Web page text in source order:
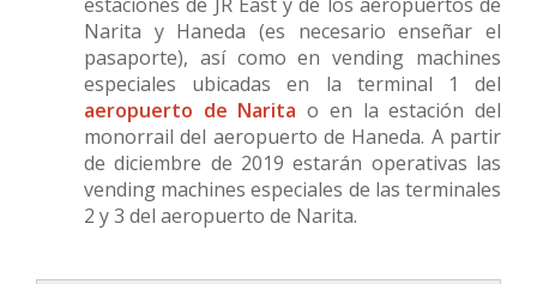
Narita y Haneda (es necesario enseñar el
pasaporte), así como en vending machines
especiales ubicadas en la terminal 1 del
aeropuerto de Narita o en la estación del
monorrail del aeropuerto de Haneda. A partir
de diciembre de 2019 estarán operativas las
vending machines especiales de las terminales
2 y 3 del aeropuerto de Narita.